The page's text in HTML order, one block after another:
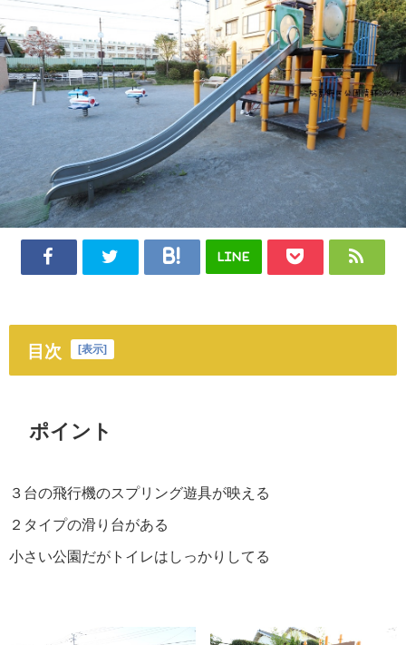
LINE
目次 [表示]
ポイント
３台の飛行機のスプリング遊具が映える
２タイプの滑り台がある
小さい公園だがトイレはしっかりしてる